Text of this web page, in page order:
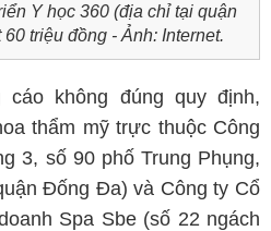
Y học 360 (địa chỉ tại quận
triệu đồng - Ảnh: Internet.
cáo không đúng quy định,
thẩm mỹ trực thuộc Công
3, số 90 phố Trung Phụng,
Đống Đa) và Công ty Cổ
Spa Sbe (số 22 ngách